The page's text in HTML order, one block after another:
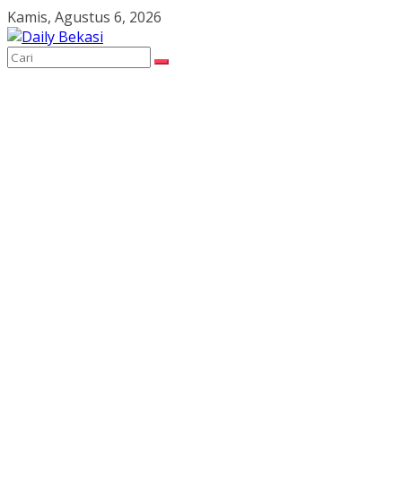
Skip
to
content
Kamis, Agustus 6, 2026